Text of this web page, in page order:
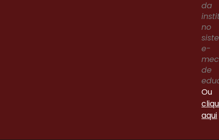
da
no
e-
mec
de
Ou
aqui